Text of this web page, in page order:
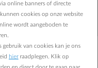
balancing?
online banners of directe
cookies op onze website
wordt aangeboden te
gebruik van cookies kan je ons
hier raadplegen. Klik op